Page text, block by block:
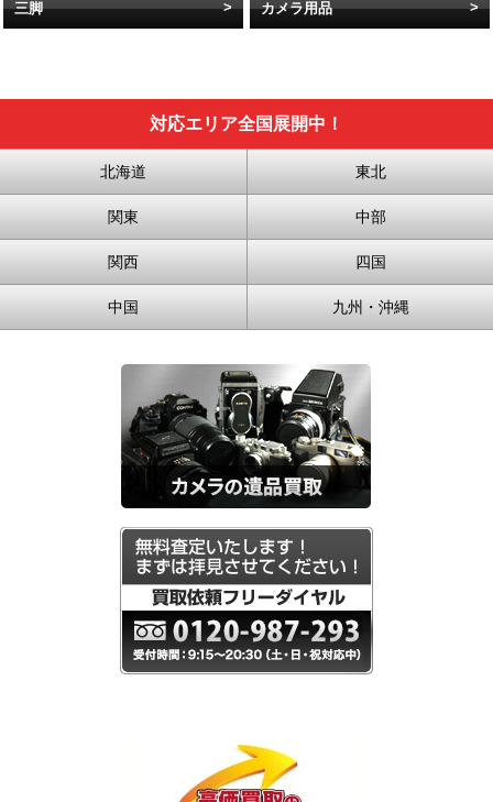
三脚 カメラ用品
対応エリア全国展開中！
北海道 東北
関東 中部
関西 四国
中国 九州・沖縄